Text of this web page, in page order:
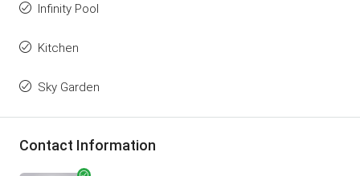
Infinity Pool
Kitchen
Sky Garden
Contact Information